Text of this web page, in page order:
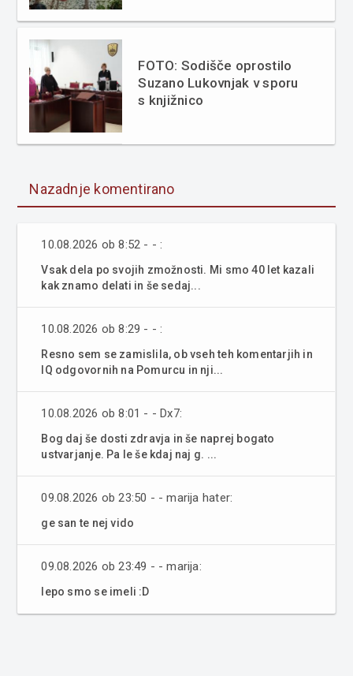
FOTO: Sodišče oprostilo
Suzano Lukovnjak v sporu
s knjižnico
Nazadnje komentirano
10.08.2026 ob 8:52 - - :
Vsak dela po svojih zmožnosti. Mi smo 40 let kazali
kak znamo delati in še sedaj...
10.08.2026 ob 8:29 - - :
Resno sem se zamislila, ob vseh teh komentarjih in
IQ odgovornih na Pomurcu in nji...
10.08.2026 ob 8:01 - - Dx7:
Bog daj še dosti zdravja in še naprej bogato
ustvarjanje. Pa le še kdaj naj g. ...
09.08.2026 ob 23:50 - - marija hater:
ge san te nej vido
09.08.2026 ob 23:49 - - marija:
lepo smo se imeli :D